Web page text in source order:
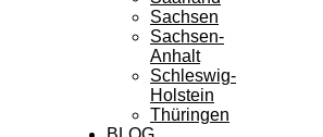
Sachsen
Sachsen-
Anhalt
Schleswig-
Holstein
Thüringen